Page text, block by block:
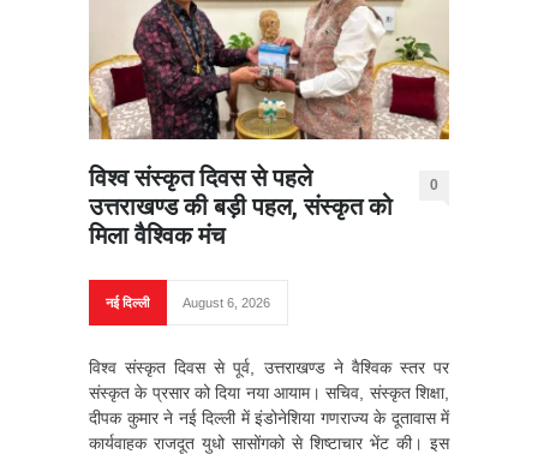
विश्व संस्कृत दिवस से पहले
उत्तराखण्ड की बड़ी पहल, संस्कृत को
मिला वैश्विक मंच
0
नई दिल्ली August 6, 2026
विश्व संस्कृत दिवस से पूर्व, उत्तराखण्ड ने वैश्विक स्तर पर
संस्कृत के प्रसार को दिया नया आयाम। सचिव, संस्कृत शिक्षा,
दीपक कुमार ने नई दिल्ली में इंडोनेशिया गणराज्य के दूतावास में
कार्यवाहक राजदूत युधो सासोंगको से शिष्टाचार भेंट की। इस